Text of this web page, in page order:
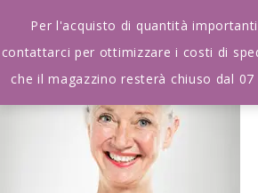
Per l'acquisto di quantità
contattarci per ottimizzare i costi di
che il magazzino resterà chiuso dal